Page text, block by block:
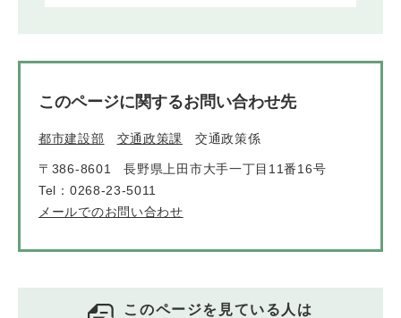
このページに関するお問い合わせ先
都市建設部 交通政策課 交通政策係
〒386-8601
長野県上田市大手一丁目11番16号
Tel：0268-23-5011
メールでのお問い合わせ
このページを見ている人は